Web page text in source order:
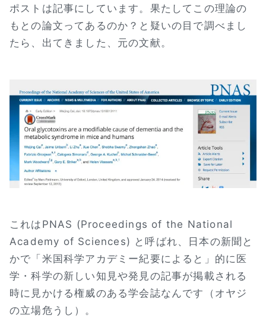
ポストは記事にしています。果たしてこの理論の
もとの論文ってあるのか？と疑いの目で調べまし
たら、出てきました、元の文献。
これはPNAS (Proceedings of the National
Academy of Sciences) と呼ばれ、日本の新聞と
かで「米国科学アカデミー紀要によると」的に医
学・科学の新しい知見や発見の記事が掲載される
時に見かける権威のある学会誌なんです（オヤジ
の立場危うし）。